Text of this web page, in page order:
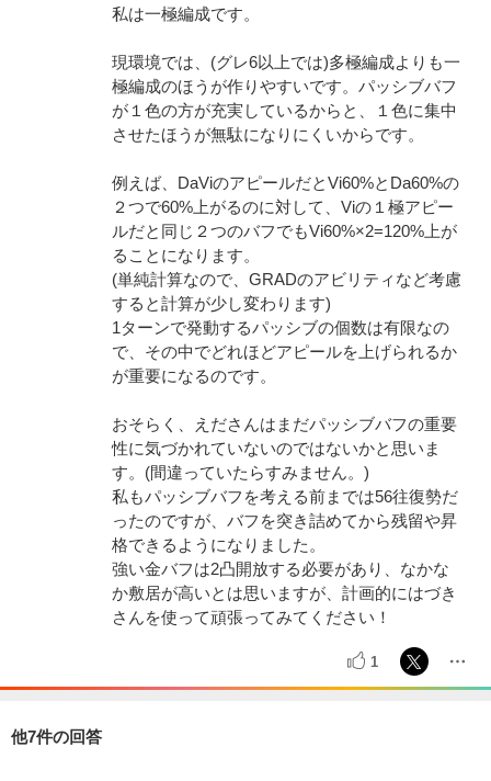
私は一極編成です。
現環境では、(グレ6以上では)多極編成よりも一
極編成のほうが作りやすいです。パッシブバフ
が１色の方が充実しているからと、１色に集中
させたほうが無駄になりにくいからです。
例えば、DaViのアピールだとVi60%とDa60%の
２つで60%上がるのに対して、Viの１極アピー
ルだと同じ２つのバフでもVi60%×2=120%上が
ることになります。
(単純計算なので、GRADのアビリティなど考慮
すると計算が少し変わります)
1ターンで発動するパッシブの個数は有限なの
で、その中でどれほどアピールを上げられるか
が重要になるのです。
おそらく、えださんはまだパッシブバフの重要
性に気づかれていないのではないかと思いま
す。(間違っていたらすみません。)
私もパッシブバフを考える前までは56往復勢だ
ったのですが、バフを突き詰めてから残留や昇
格できるようになりました。
強い金バフは2凸開放する必要があり、なかな
か敷居が高いとは思いますが、計画的にはづき
さんを使って頑張ってみてください！
1
他7件の回答